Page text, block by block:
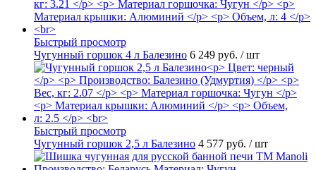
Быстрый просмотр
Чугунный горшок 4 л Балезино 6 249 руб. / шт
Быстрый просмотр
Чугунный горшок 2,5 л Балезино 4 577 руб. / шт